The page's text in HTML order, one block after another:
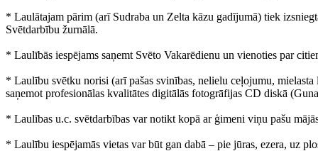
* Laulātajam pārim (arī Sudraba un Zelta kāzu gadījumā) tiek
Svētdarbību žurnālā.
* Laulībās iespējams saņemt Svēto Vakarēdienu un vienoties par
* Laulību svētku norisi (arī pašas svinības, nelielu ceļojumu,
saņemot profesionālas kvalitātes digitālās fotogrāfijas CD diskā
* Laulības u.c. svētdarbības var notikt kopā ar ģimeni viņu pašu
* Laulību iespējamās vietas var būt gan dabā – pie jūras, ezera, uz